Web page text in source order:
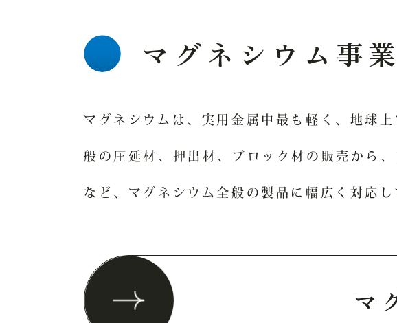
マグネシウム 事業
マグネシウムは、実用金属中最も軽く、地球
般の圧延材、押出材、ブロック材の販売から
など、マグネシウム全般の製品に幅広く対応し
マ